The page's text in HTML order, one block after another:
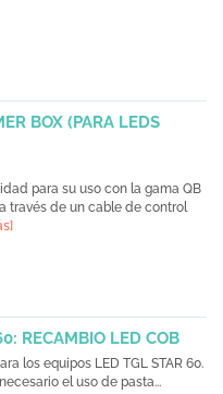
BOX (PARA LEDS
para su uso con la gama QB
través de un cable de control
RECAMBIO LED COB
los equipos LED TGL STAR 60.
el uso de pasta...